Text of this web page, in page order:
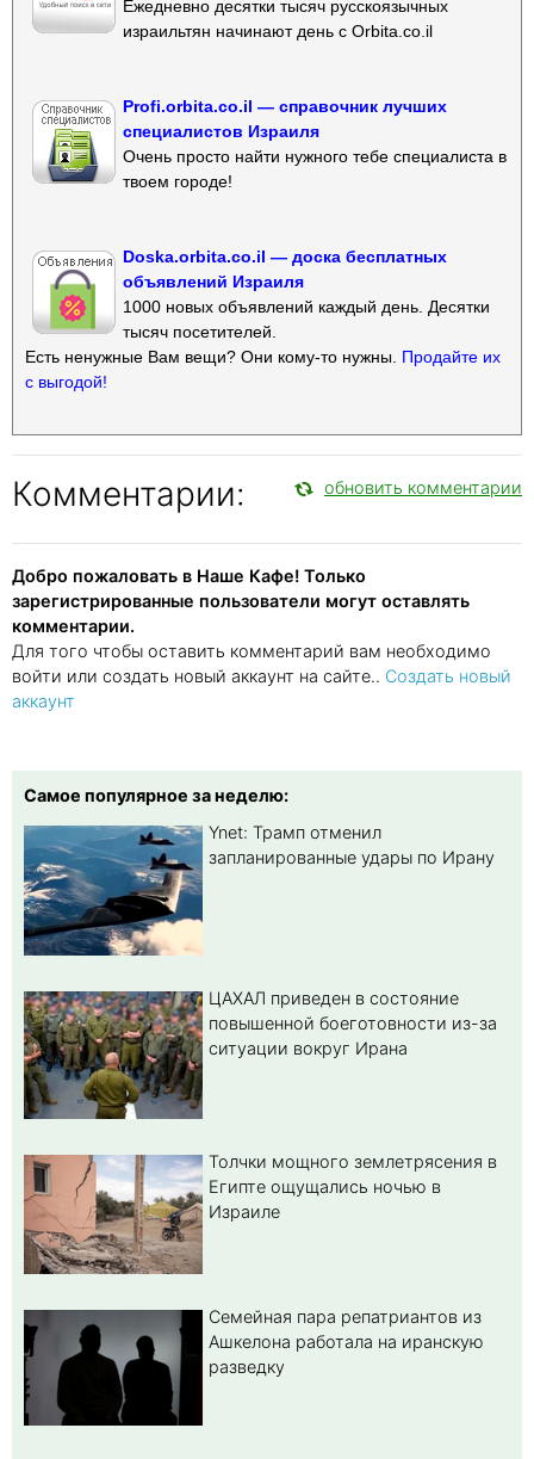
Ежедневно десятки тысяч русскоязычных
израильтян начинают день с Orbita.co.il
Profi.orbita.co.il — справочник лучших
специалистов Израиля
Очень просто найти нужного тебе специалиста в
твоем городе!
Doska.orbita.co.il — доска бесплатных
объявлений Израиля
1000 новых объявлений каждый день. Десятки
тысяч посетителей.
Есть ненужные Вам вещи? Они кому-то нужны. Продайте их
с выгодой!
Комментарии: обновить комментарии
Добро пожаловать в Наше Кафе! Только
зарегистрированные пользователи могут оставлять
комментарии.
Для того чтобы оставить комментарий вам необходимо
войти или создать новый аккаунт на сайте.. Создать новый
аккаунт
Самое популярное за неделю:
Ynet: Трамп отменил
запланированные удары по Ирану
ЦАХАЛ приведен в состояние
повышенной боеготовности из-за
ситуации вокруг Ирана
Толчки мощного землетрясения в
Египте ощущались ночью в
Израиле
Семейная пара репатриантов из
Ашкелона работала на иранскую
разведку